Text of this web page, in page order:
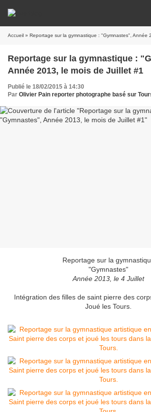
Accueil » Reportage sur la gymnastique : "Gymnastes", Année
Reportage sur la gymnastique :
Année 2013, le mois de Juillet #1
Publié le 18/02/2015 à 14:30
Par Olivier Pain reporter photographe basé sur
Reportage sur la
"Gymnastes"
Année 2013, le 4 Juillet
Intégration des filles de saint pierre des
Joué les Tours.